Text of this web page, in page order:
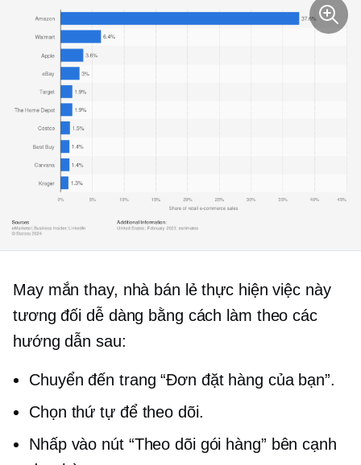
May mắn thay, nhà bán lẻ thực hiện việc này
tương đối dễ dàng bằng cách làm theo các
hướng dẫn sau:
Chuyển đến trang “Đơn đặt hàng của bạn”.
Chọn thứ tự để theo dõi.
Nhấp vào nút “Theo dõi gói hàng” bên cạnh